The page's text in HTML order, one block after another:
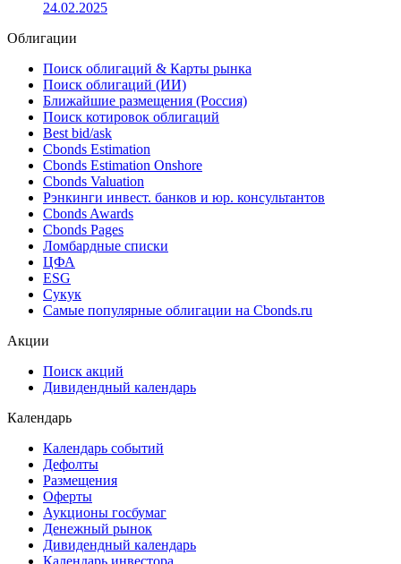
24.02.2025
Облигации
Поиск облигаций & Карты рынка
Поиск облигаций (ИИ)
Ближайшие размещения (Россия)
Поиск котировок облигаций
Best bid/ask
Cbonds Estimation
Cbonds Estimation Onshore
Cbonds Valuation
Рэнкинги инвест. банков и юр. консультантов
Cbonds Awards
Cbonds Pages
Ломбардные списки
ЦФА
ESG
Сукук
Самые популярные облигации на Cbonds.ru
Акции
Поиск акций
Дивидендный календарь
Календарь
Календарь событий
Дефолты
Размещения
Оферты
Аукционы госбумаг
Денежный рынок
Дивидендный календарь